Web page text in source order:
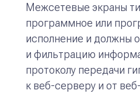
Межсетевые экраны
программное или
исполнение и должны
и фильтрацию
протоколу передачи
к веб-серверу и от